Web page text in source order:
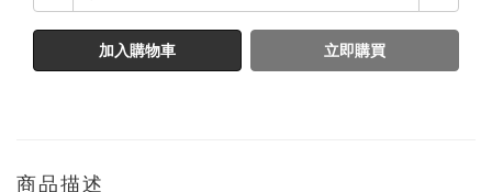
加入購物車 立即購買
商品描述